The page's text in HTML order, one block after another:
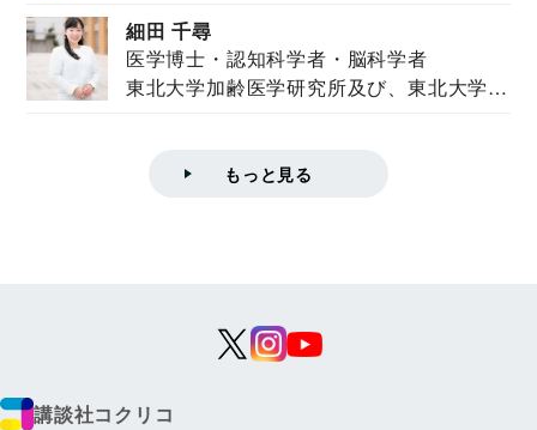
細田 千尋
医学博士・認知科学者・脳科学者
東北大学加齢医学研究所及び、東北大学大
もっと見る
講談社コクリコ